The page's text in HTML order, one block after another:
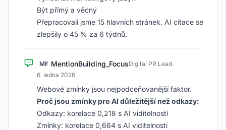
Být přímý a věcný
Přepracovali jsme 15 hlavních stránek. AI citace se
zlepšily o 45 % za 6 týdnů.
MF MentionBuilding_FocusDigital PR Lead·
6. ledna 2026
Webové zmínky jsou nejpodceňovanější faktor.
Proč jsou zmínky pro AI důležitější než odkazy:
Odkazy: korelace 0,218 s AI viditelností
Zmínky: korelace 0,664 s AI viditelností